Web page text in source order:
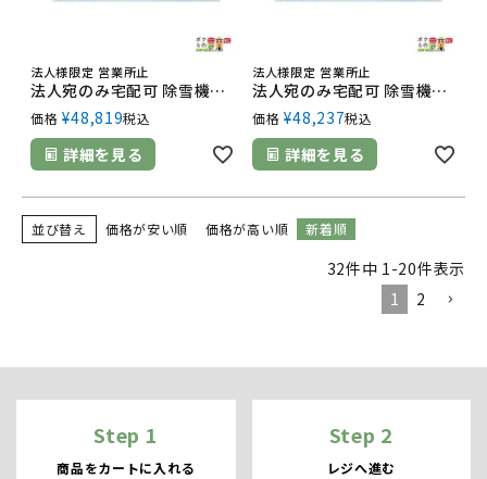
法人様限定 営業所止
法人宛のみ宅配可 除雪機用クローラ 230mm幅×72ピッチ コマ数36 SD2372 1本
価格 ¥48,819税込
詳細を見る
法人様限定 営業所止
法人宛のみ宅配可 除雪機用クローラ 230mm幅×72ピッチ コマ数35 SD2372 1本
価格 ¥48,237税込
詳細を見る
並び替え 価格が安い順 価格が高い順 新着順
32件中 1 -20件表示
1
2
Step 1
商品をカートに入れる
Step 2
レジへ進む